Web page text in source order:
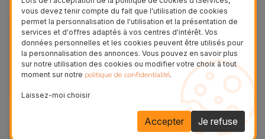
Réparations en 20/30 minutes Honor
Réparation express
vous devez tenir compte du fait que l'utilisation de cookies
permet la personnalisation de l'utilisation et la présentation de
services et d'offres adaptés à vos centres d'intérêt. Vos
données personnelles et les cookies peuvent être utilisés pour
la personnalisation des annonces. Vous pouvez en savoir plus
sur notre utilisation des cookies ou modifier votre choix à tout
moment sur notre politique de confidentialité.
Laissez-moi choisir
Je refuse
Accepter